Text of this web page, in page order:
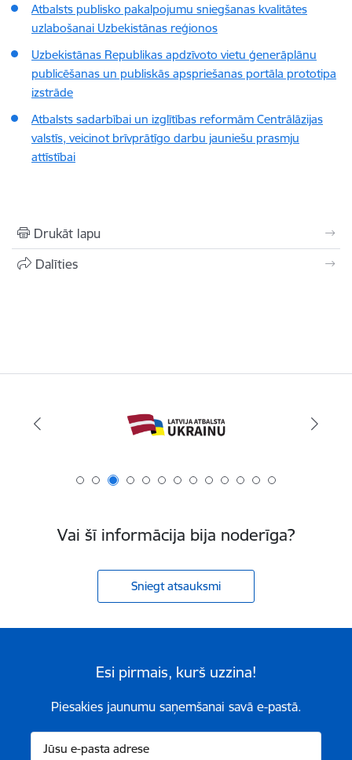
Atbalsts publisko pakalpojumu sniegšanas kvalitātes
uzlabošanai Uzbekistānas reģionos
Uzbekistānas Republikas apdzīvoto vietu ģenerāplānu
publicēšanas un publiskās apspriešanas portāla prototipa
izstrāde
Atbalsts sadarbībai un izglītības reformām Centrālāzijas
valstīs, veicinot brīvprātīgo darbu jauniešu prasmju
attīstībai
Drukāt lapu
Dalīties
Vai šī informācija bija noderīga?
Sniegt atsauksmi
Esi pirmais, kurš uzzina!
Piesakies jaunumu saņemšanai savā e-pastā.